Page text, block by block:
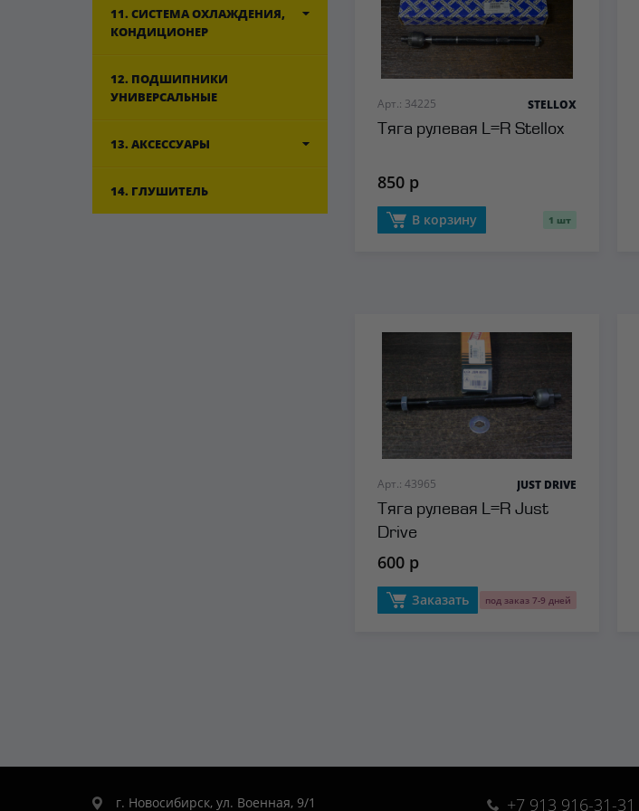
11. СИСТЕМА ОХЛАЖДЕНИЯ,
КОНДИЦИОНЕР
12. ПОДШИПНИКИ
УНИВЕРСАЛЬНЫЕ
13. АКСЕССУАРЫ
14. ГЛУШИТЕЛЬ
Арт.: 34225
Тяга рулевая L=R Stellox
STELLOX
850 р
В корзину 1 шт
Арт.: 43965
Тяга рулевая L=R Just
Drive
JUST DRIVE
600 р
Заказать под заказ 7-9 дней
г. Новосибирск, ул. Военная, 9/1 +7 913 916-31-31